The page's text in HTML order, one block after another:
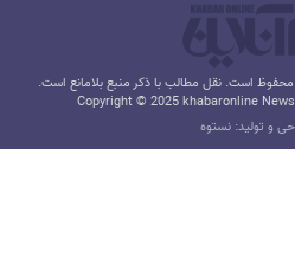
است. نقل مطالب با ذکر منبع بلامانع است.
Copyright © 2025 khabaronline
و تولید: نستوه